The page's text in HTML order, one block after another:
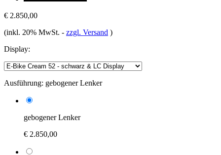
€ 2.850,00
(inkl. 20% MwSt. - zzgl. Versand )
Display:
Ausführung: gebogener Lenker
gebogener Lenker
€ 2.850,00